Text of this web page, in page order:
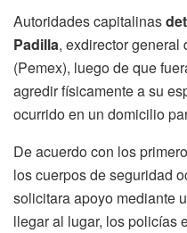
Autoridades capitalinas
Padilla, exdirector
(Pemex), luego de que
agredir físicamente a su
ocurrido en un domicilio
De acuerdo con los
los cuerpos de seguridad
solicitara apoyo mediante
llegar al lugar, los policías